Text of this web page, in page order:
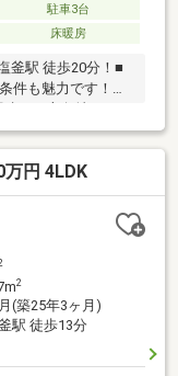
駐車3台
床暖房
釜駅 徒歩20分！■
件も魅力です！
り。■駐車場はら
円 4LDK
2
(築25年3ヶ月)
駅 徒歩13分